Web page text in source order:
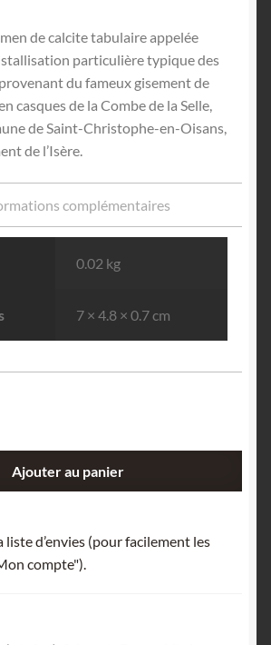
de calcite tabulaire appelée
particulière typique des
du fameux gisement de
casques de la Combe de la Selle,
de Saint-Christophe-en-Oisans,
de l’Isère.
complémentaires
0.02 kg
7 × 4.8 × 0.7 cm
Ajouter au panier
liste d’envies (pour facilement les
compte").